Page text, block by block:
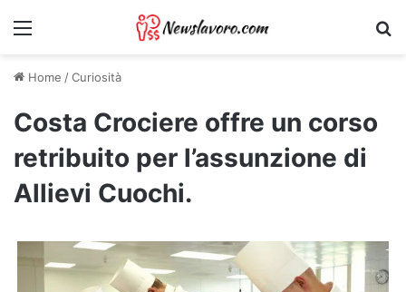
Menu
Home /Curiosità
Costa Crociere offre un corso
retribuito per l’assunzione di
Allievi Cuochi.